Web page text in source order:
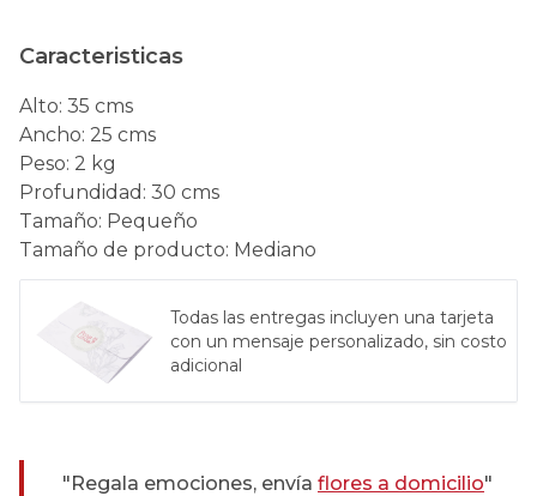
Caracteristicas
Alto: 35 cms
Ancho: 25 cms
Peso: 2 kg
Profundidad : 30 cms
Tamaño: Pequeño
Tamaño de producto: Mediano
Todas las entregas incluyen una tarjeta
con un mensaje personalizado, sin costo
adicional
"Regala emociones, envía flores a domicilio"